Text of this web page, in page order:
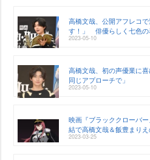
高橋文哉、公開アフレコ
す！」 俳優らしく七色の
2023-05-10
高橋文哉、初の声優業に
同じアプローチで」
2023-05-10
映画『ブラッククローバ
結で高橋文哉＆飯豊まり
2023-03-25